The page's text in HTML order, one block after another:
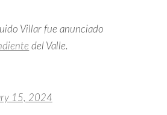
Villar fue anunciado
del Valle.
15, 2024